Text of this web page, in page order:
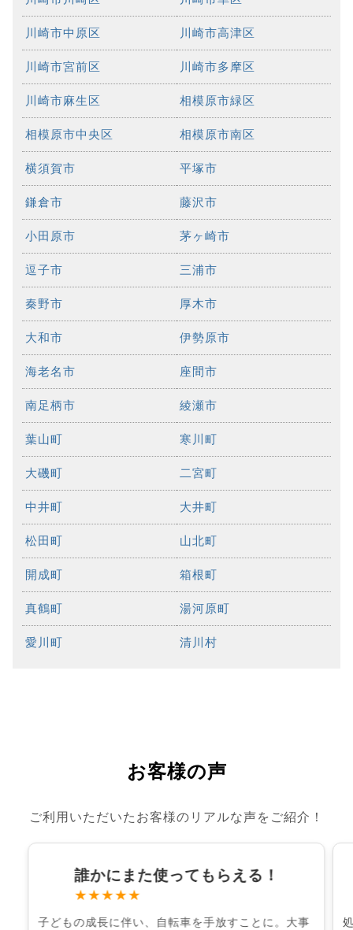
川崎市中原区 川崎市高津区
川崎市宮前区 川崎市多摩区
川崎市麻生区 相模原市緑区
相模原市中央区 相模原市南区
横須賀市 平塚市
鎌倉市 藤沢市
小田原市 茅ヶ崎市
逗子市 三浦市
秦野市 厚木市
大和市 伊勢原市
海老名市 座間市
南足柄市 綾瀬市
葉山町 寒川町
大磯町 二宮町
中井町 大井町
松田町 山北町
開成町 箱根町
真鶴町 湯河原町
愛川町 清川村
お客様の声
ご利用いただいたお客様のリアルな声をご紹介！
誰かにまた使ってもらえる！
★★★★★
子どもの成長に伴い、自転車を手放すことに。大事